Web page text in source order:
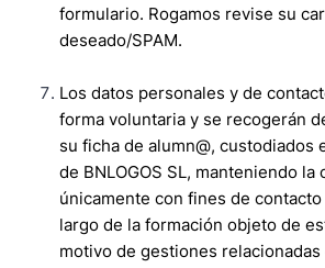
formulario. Rogamos revise su
deseado/SPAM.
Los datos personales y de
forma voluntaria y se recogerán
su ficha de alumn@, custodiados
de BNLOGOS SL, manteniendo
únicamente con fines de
largo de la formación objeto de
motivo de gestiones relacionadas